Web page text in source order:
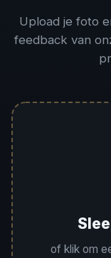
Upload je foto
feedback van
of klik om